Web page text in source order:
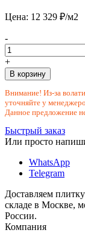
Цена: 12 329 ₽/м2
-
+
В корзину
Внимание! Из-за
уточняйте у
Данное предложение
Быстрый заказ
Или просто
WhatsApp
Telegram
Доставляем
складе в Москве,
России.
Компания